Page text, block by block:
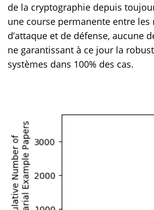
de la cryptographie depuis
une course permanente entre les
d’attaque et de défense, aucune
ne garantissant à ce jour la
systèmes dans 100% des cas.